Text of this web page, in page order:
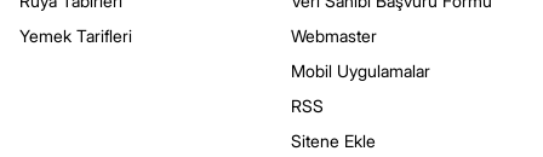
Yemek Tarifleri
Webmaster
Mobil Uygulamalar
RSS
Sitene Ekle